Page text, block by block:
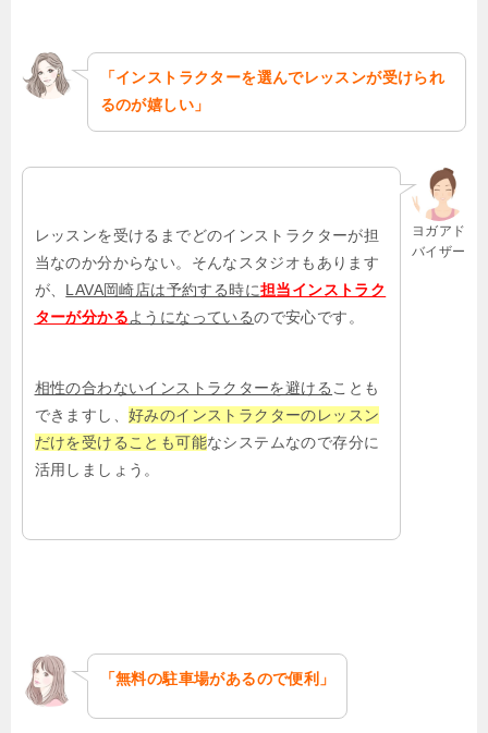
「インストラクターを選んでレッスンが受けられ
るのが嬉しい」
ヨガアド
バイザー
レッスンを受けるまでどのインストラクターが担
当なのか分からない。そんなスタジオもあります
が、 LAVA岡崎店は予約する時に担当インストラク
ターが分かるようになっているので安心です。
相性の合わないインストラクターを避けることも
できますし、 好みのインストラクターのレッスン
だけを受けることも可能なシステムなので存分に
活用しましょう。
「無料の駐車場があるので便利」